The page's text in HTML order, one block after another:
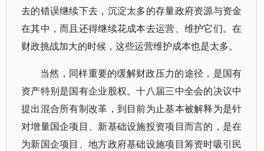
去的错误继续下去，沉淀太多的存量政府资源与资金
在其中，而且还得继续花成本去运营、维护它们。在
财政挑战加大的时候，这些运营维护成本也是太多。
当然，同样重要的缓解财政压力的途径，是国有
资产特别是国有企业股权。十八届三中全会的决议中
提出混合所有制改革，到目前为止基本被解释为是针
对增量国企项目、新基础设施投资项目而言的，是在
为新国企项目、地方政府基础设施项目筹资时吸引民